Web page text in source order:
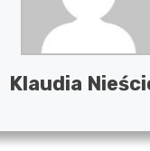
Klaudia